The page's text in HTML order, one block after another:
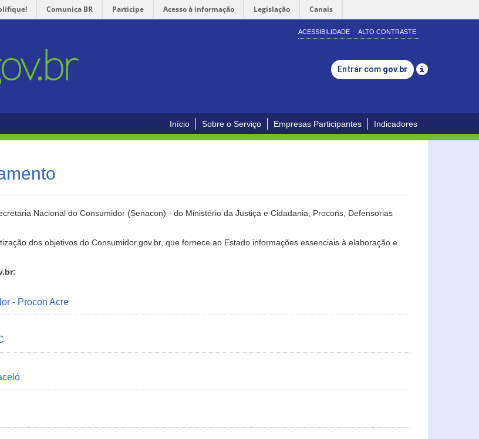
Comunica BR Participe Acesso à informação Legislação Canais
ACESSIBILIDADE ALTO CONTRASTE
Entrar com gov.br
Início Sobre o Serviço Empresas Participantes Indicadores
Nacional do Consumidor (Senacon) - do Ministério da Justiça e Cidadania, Procons, Defensorias
dos objetivos do Consumidor.gov.br, que fornece ao Estado informações essenciais à elaboração e
- Procon Acre